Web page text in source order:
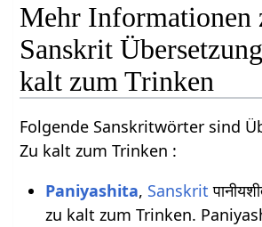
Mehr Informationen
Sanskrit
kalt zum Trinken
Folgende Sanskritwörter sind
Zu kalt zum Trinken :
Paniyashita, Sanskrit
zu kalt zum Trinken.